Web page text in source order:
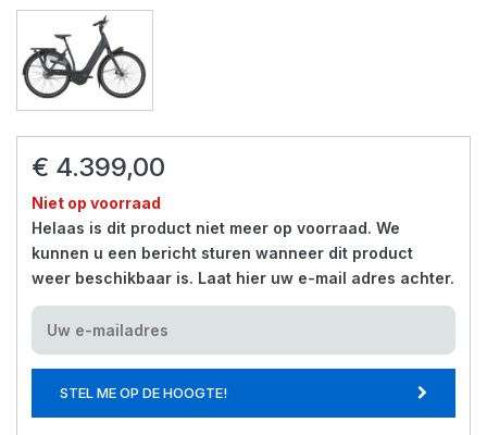
€ 4.399,00
Niet op voorraad
Helaas is dit product niet meer op voorraad. We
kunnen u een bericht sturen wanneer dit product
weer beschikbaar is. Laat hier uw e-mail adres achter.
STEL ME OP DE HOOGTE!